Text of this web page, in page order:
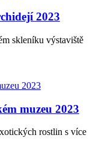
2023
skleníku výstaviště
muzeu 2023
rostlin s více